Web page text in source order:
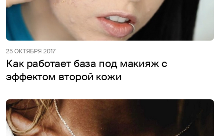
25 ОКТЯБРЯ 2017
Как работает база под макияж с
эффектом второй кожи